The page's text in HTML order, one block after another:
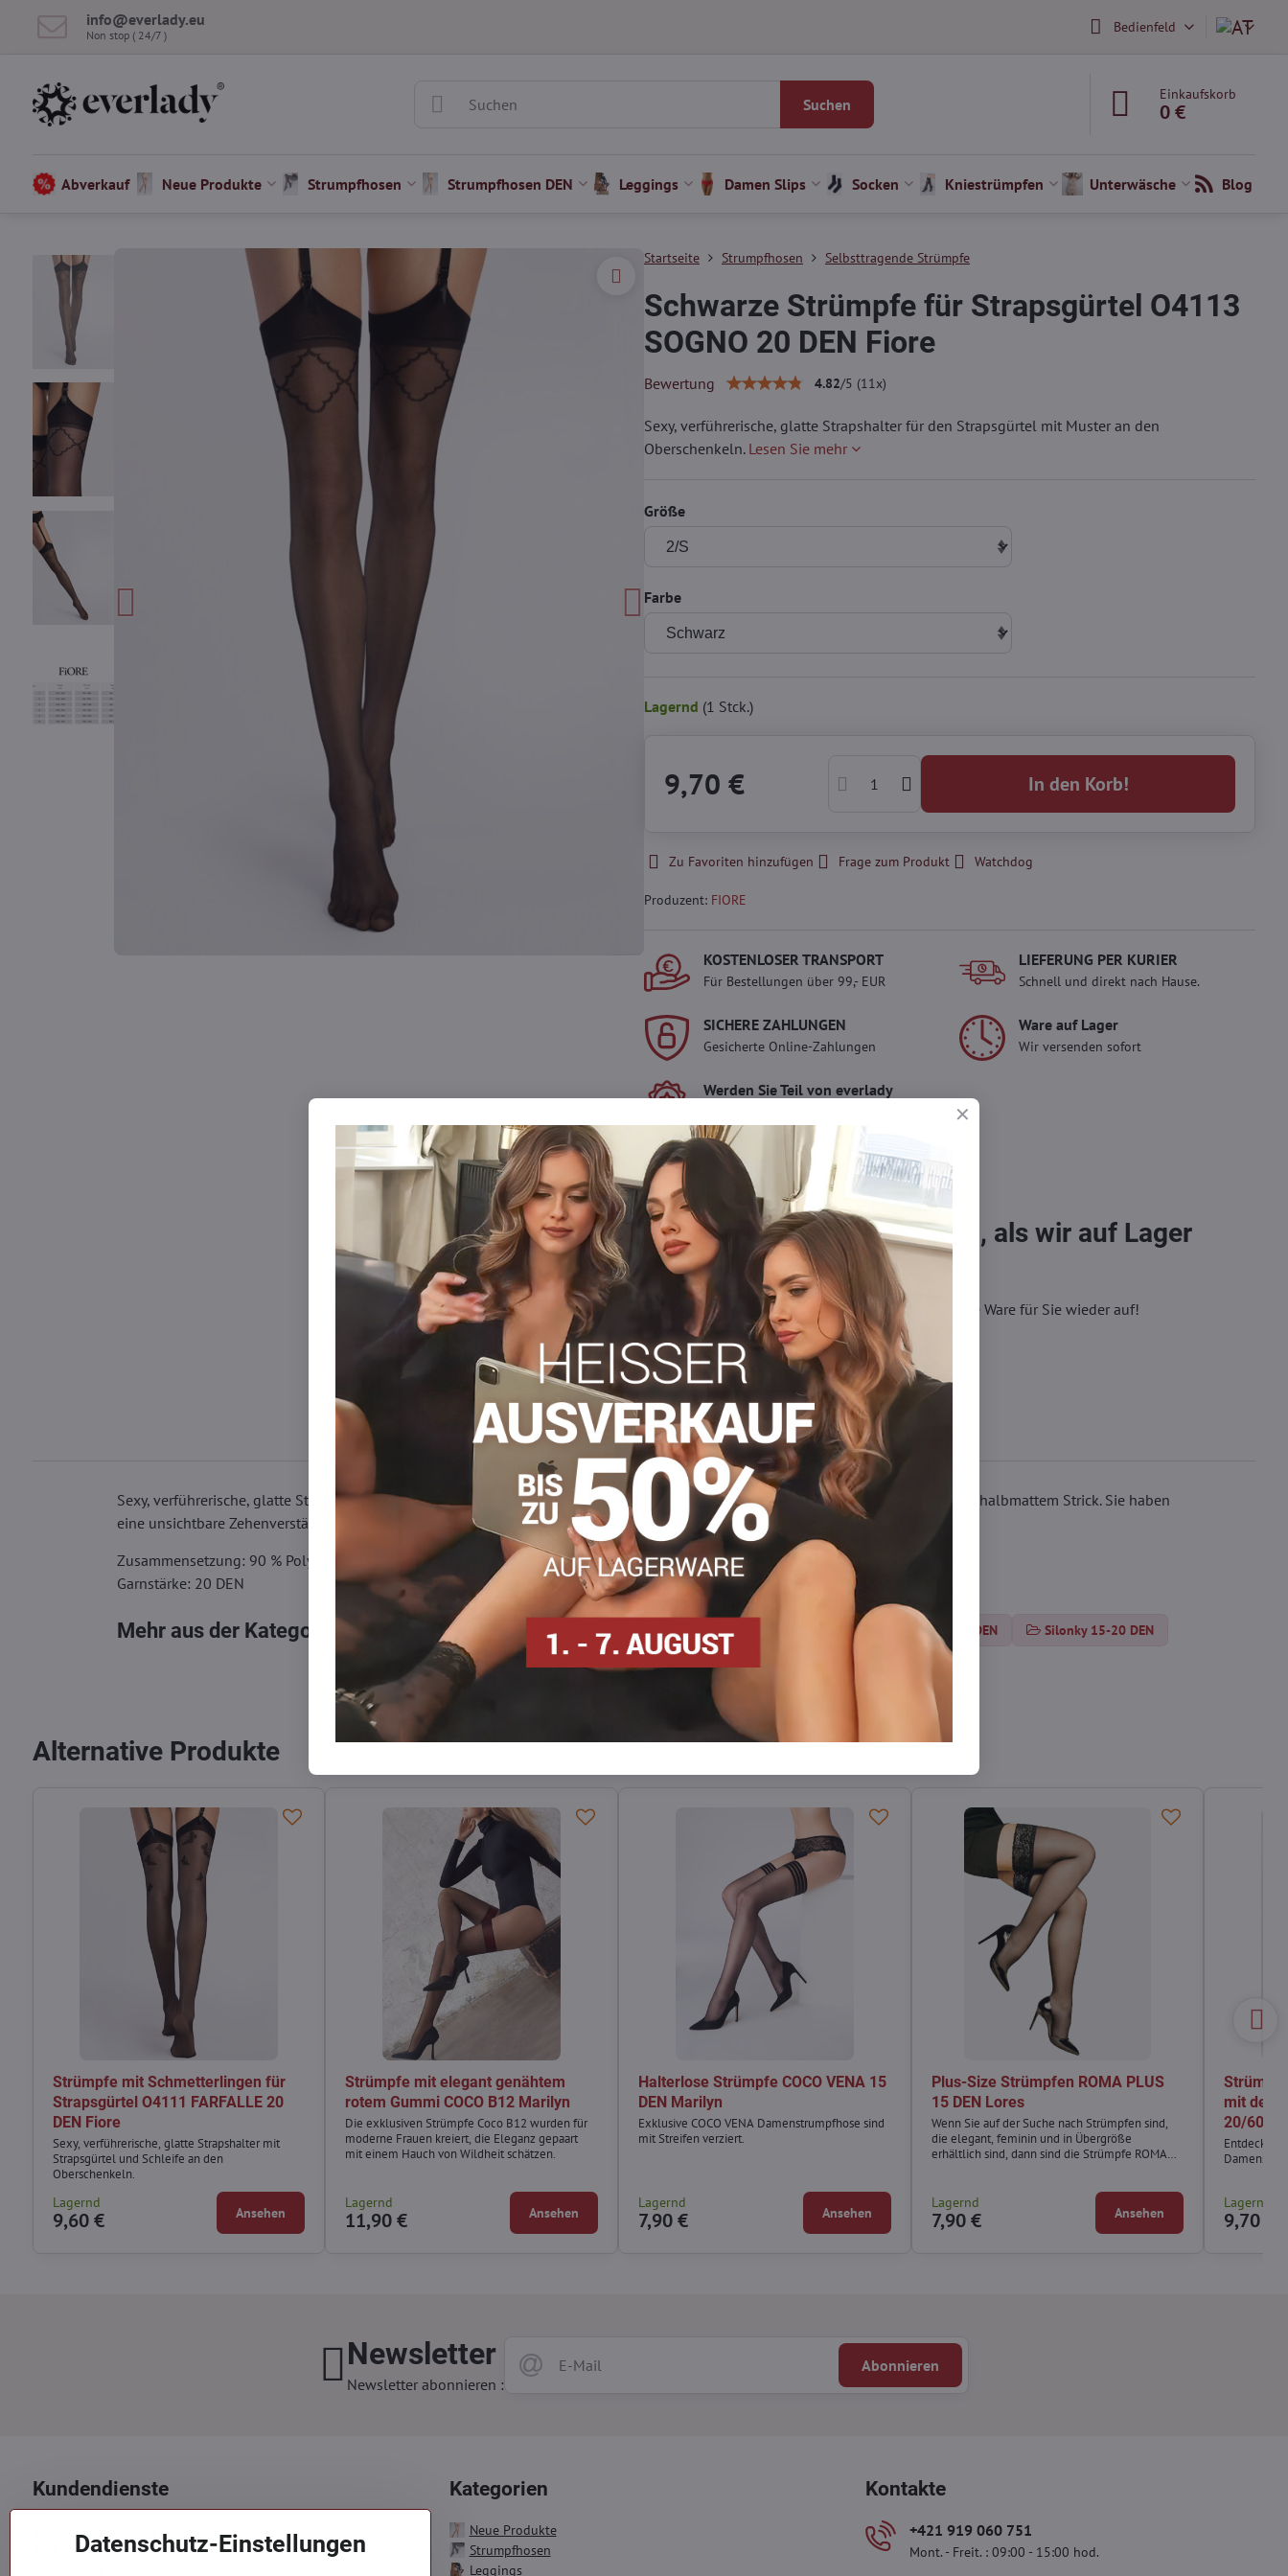
info​@everlady​.eu
Non stop ( 24/7 ) Bedienfeld
Suchen
Einkaufskorb
0 €
Abverkauf Neue Produkte Strumpfhosen Strumpfhosen DEN Leggings Damen Slips Socken Kniestrümpfen Unterwäsche Blog
Startseite Strumpfhosen Selbsttragende Strümpfe
Schwarze Strümpfe für Strapsgürtel O4113
SOGNO 20 DEN Fiore
Bewertung 4.82/5 (11x)
Sexy, verführerische, glatte Strapshalter für den Strapsgürtel mit Muster an den
Oberschenkeln. Lesen Sie mehr
Größe
Farbe
Lagernd (1 Stck.)
9,70 € In den Korb!
Zu Favoriten hinzufügen Frage zum Produkt Watchdog
Produzent: FIORE
KOSTENLOSER TRANSPORT
Für Bestellungen über 99,- EUR
LIEFERUNG PER KURIER
Schnell und direkt nach Hause.
SICHERE ZAHLUNGEN
Gesicherte Online-Zahlungen
Ware auf Lager
Wir versenden sofort
Werden Sie Teil von everlady
genießen Sie einen
5 %
Mitgliedervorteilbei jedem Einkauf.
Der Vorteil wird automatisch im
Warenkorb angewendet.
Möchten Sie mehr bestellen, als wir auf Lager
haben?
Zögern Sie nicht, uns zu kontaktieren, wir füllen die Ware für Sie wieder auf!
info​@everlady​.eu
Beschreibung Bewertungen 0 Diskussion 0
Sexy, verführerische, glatte Strapshalter für den Strapsgürtel mit Muster an den Oberschenkeln. Sie bestehen aus strapazierfähigem, halbmattem Strick. Sie haben
eine unsichtbare Zehenverstärkung.
Zusammensetzung: 90 % Polyamid, 10 % Elasthan
Garnstärke: 20 DEN
Mehr aus der Kategorie Strumpfhosen Selbsttragende Strümpfe Strumpfhosen DEN Strumpfhosen 15-20 DEN Silonky 15-20 DEN
LinkedIn
Alternative Produkte
Strümpfe mit Schmetterlingen für
Strapsgürtel O4111 FARFALLE 20
DEN Fiore
Sexy, verführerische, glatte Strapshalter mit
Strapsgürtel und Schleife an den
Oberschenkeln.
Lagernd
9,60 € Ansehen
Strümpfe mit elegant genähtem
rotem Gummi COCO B12 Marilyn
Die exklusiven Strümpfe Coco B12 wurden für
moderne Frauen kreiert, die Eleganz gepaart
mit einem Hauch von Wildheit schätzen.
Lagernd
11,90 € Ansehen
Halterlose Strümpfe COCO VENA 15
DEN Marilyn
Exklusive COCO VENA Damenstrumpfhose sind
mit Streifen verziert.
Lagernd
7,90 € Ansehen
Plus-Size Strümpfen ROMA PLUS
15 DEN Lores
Wenn Sie auf der Suche nach Strümpfen sind,
die elegant, feminin und in Übergröße
erhältlich sind, dann sind die Strümpfe ROMA
Lagernd
7,90 € Ansehen
mit
20/60
Entdecken
Lagernd
9,70 €
Newsletter
Newsletter abonnieren :
Abonnieren
Kundendienste Kategorien
Neue Produkte
Strumpfhosen
Leggings
Kontakte
+421 919 060 751
Mont. - Freit. : 09:00 - 15:00 hod.
Datenschutz-Einstellungen